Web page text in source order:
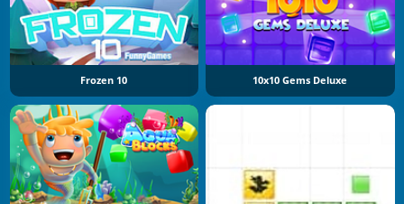
Frozen 10 10x10 Gems Deluxe